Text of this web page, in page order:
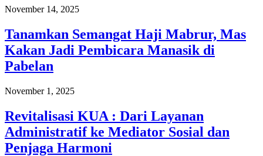
November 14, 2025
Tanamkan Semangat Haji Mabrur, Mas
Kakan Jadi Pembicara Manasik di
Pabelan
November 1, 2025
Revitalisasi KUA : Dari Layanan
Administratif ke Mediator Sosial dan
Penjaga Harmoni